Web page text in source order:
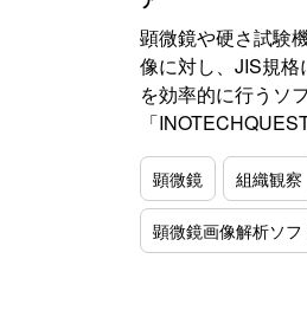
顕微鏡や硬さ試験
像に対し、JIS規格
を効率的に行うソ
「
顕微鏡 組織観察
顕微鏡画像解析ソフ